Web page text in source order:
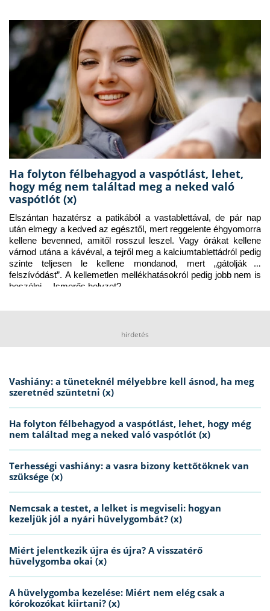
Ha folyton félbehagyod a vaspótlást, lehet,
hogy még nem találtad meg a neked való
vaspótlót (x)
Elszántan hazatérsz a patikából a vastablettával, de pár nap
után elmegy a kedved az egésztől, mert reggelente éhgyomorra
kellene bevenned, amitől rosszul leszel. Vagy órákat kellene
várnod utána a kávéval, a tejről meg a kalciumtablettádról pedig
szinte teljesen le kellene mondanod, mert „gátolják a
felszívódást”. A kellemetlen mellékhatásokról pedig jobb nem is
beszélni… Ismerős helyzet?
hirdetés
Vashiány: a tüneteknél mélyebbre kell ásnod, ha meg
szeretnéd szüntetni (x)
Ha folyton félbehagyod a vaspótlást, lehet, hogy még
nem találtad meg a neked való vaspótlót (x)
Terhességi vashiány: a vasra bizony kettőtöknek van
szüksége (x)
Nemcsak a testet, a lelket is megviseli: hogyan
kezeljük jól a nyári hüvelygombát? (x)
Miért jelentkezik újra és újra? A visszatérő
hüvelygomba okai (x)
A hüvelygomba kezelése: Miért nem elég csak a
kórokozókat kiirtani? (x)